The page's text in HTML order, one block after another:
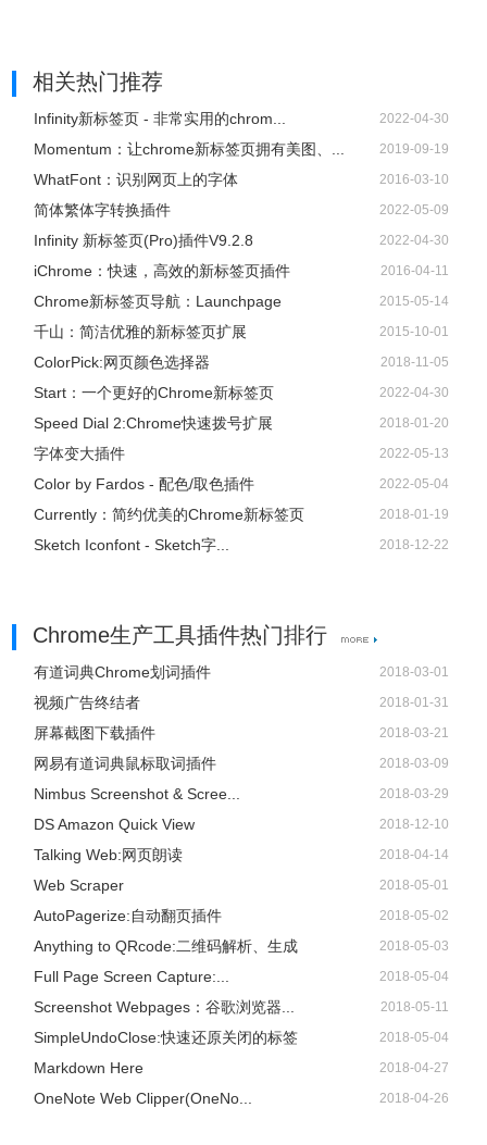
相关热门推荐
Infinity新标签页 - 非常实用的chrom... 2022-04-30
Momentum：让chrome新标签页拥有美图、... 2019-09-19
WhatFont：识别网页上的字体 2016-03-10
简体繁体字转换插件 2022-05-09
Infinity 新标签页(Pro)插件V9.2.8 2022-04-30
iChrome：快速，高效的新标签页插件 2016-04-11
Chrome新标签页导航：Launchpage 2015-05-14
千山：简洁优雅的新标签页扩展 2015-10-01
ColorPick:网页颜色选择器 2018-11-05
Start：一个更好的Chrome新标签页 2022-04-30
Speed Dial 2:Chrome快速拨号扩展 2018-01-20
字体变大插件 2022-05-13
Color by Fardos - 配色/取色插件 2022-05-04
Currently：简约优美的Chrome新标签页 2018-01-19
Sketch Iconfont - Sketch字... 2018-12-22
Chrome生产工具插件热门排行
有道词典Chrome划词插件 2018-03-01
视频广告终结者 2018-01-31
屏幕截图下载插件 2018-03-21
网易有道词典鼠标取词插件 2018-03-09
Nimbus Screenshot & Scree... 2018-03-29
DS Amazon Quick View 2018-12-10
Talking Web:网页朗读 2018-04-14
Web Scraper 2018-05-01
AutoPagerize:自动翻页插件 2018-05-02
Anything to QRcode:二维码解析、生成 2018-05-03
Full Page Screen Capture:... 2018-05-04
Screenshot Webpages：谷歌浏览器... 2018-05-11
SimpleUndoClose:快速还原关闭的标签 2018-05-04
Markdown Here 2018-04-27
OneNote Web Clipper(OneNo... 2018-04-26